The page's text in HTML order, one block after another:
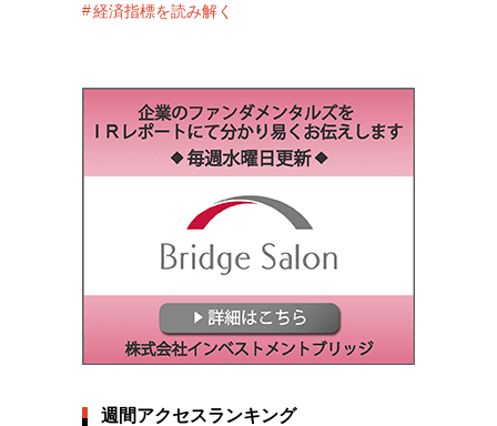
経済指標を読み解く
週間アクセスランキング